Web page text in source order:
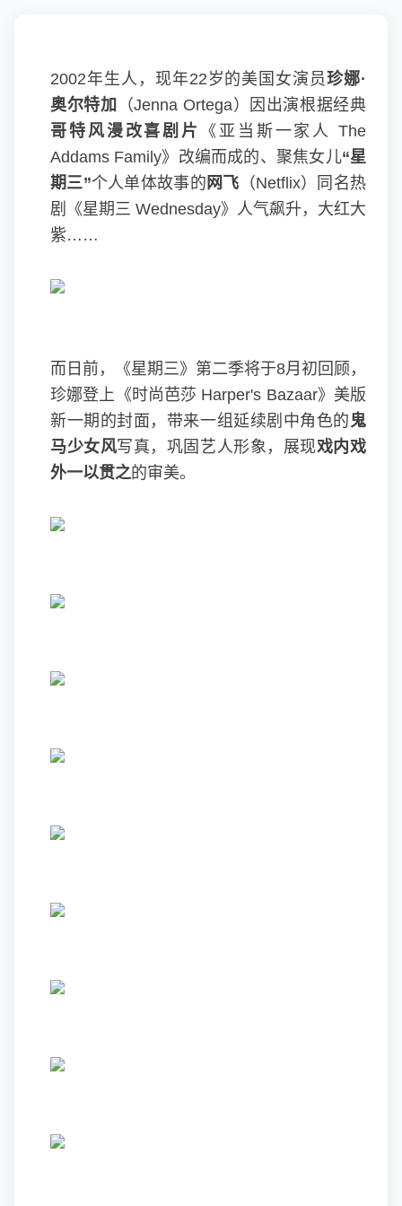
2002年生人，现年22岁的美国女演员珍娜·
奥尔特加
（Jenna Ortega）因出演根据经典
哥特风漫改喜剧片
《亚当斯一家人 The
Addams Family》改编而成的、聚焦女儿“星
期三”个人单体故事的 网飞 （Netflix）同名热
剧《星期三 Wednesday》人气飙升，大红大
紫……
而日前，《星期三》第二季将于8月初回顾，
珍娜登上《时尚芭莎 Harper's Bazaar》美版
新一期的封面，带来一组延续剧中角色的鬼
马少女风写真，巩固艺人形象，展现戏内戏
外一以贯之的审美。